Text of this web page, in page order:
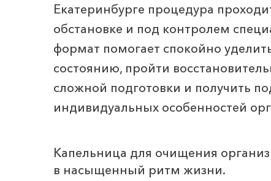
Екатеринбурге процедура
обстановке и под контролем
формат помогает спокойно
состоянию, пройти
сложной подготовки и получить
индивидуальных особенностей
Капельница для очищения
в насыщенный ритм жизни.